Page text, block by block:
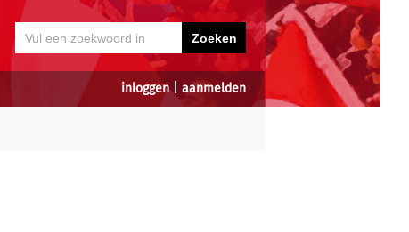
inloggen| aanmelden